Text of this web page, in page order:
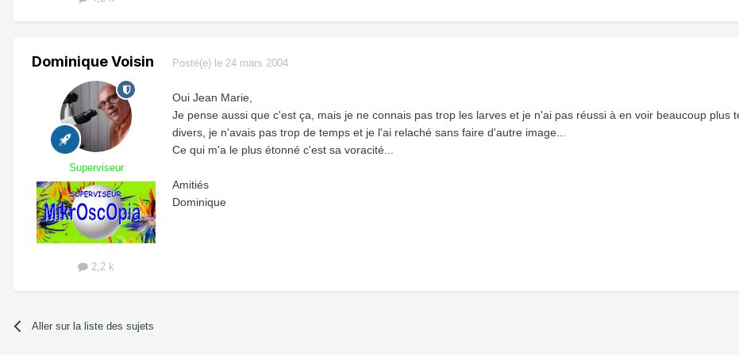
Dominique Voisin
Superviseur
2,2 k
Posté(e) le 24 mars 2004
Oui Jean Marie,
Je pense aussi que c'est ça, mais je ne connais pas trop les larves et je n'ai pas réussi à en voir beaucoup
divers, je n'avais pas trop de temps et je l'ai relaché sans faire d'autre image...
Ce qui m'a le plus étonné c'est sa voracité...
Amitiés
Dominique
Aller sur la liste des sujets